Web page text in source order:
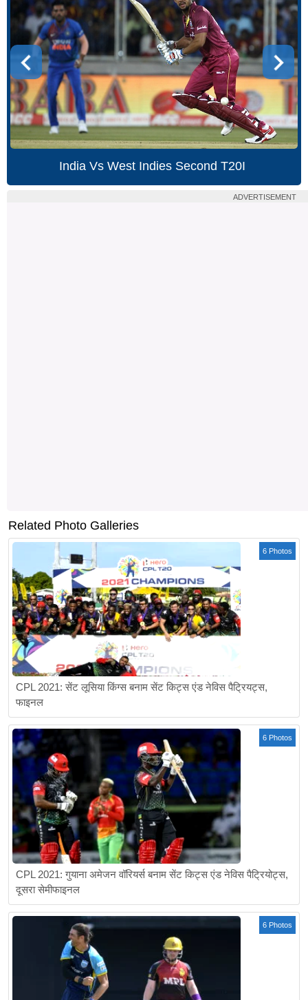
India Vs West Indies Second T20I
ADVERTISEMENT
Related Photo Galleries
6 Photos
CPL 2021: सेंट लूसिया किंग्स बनाम सेंट किट्स एंड नेविस पैट्रियट्स,
फाइनल
6 Photos
CPL 2021: गुयाना अमेजन वॉरियर्स बनाम सेंट किट्स एंड नेविस पैट्रियोट्स,
दूसरा सेमीफाइनल
6 Photos